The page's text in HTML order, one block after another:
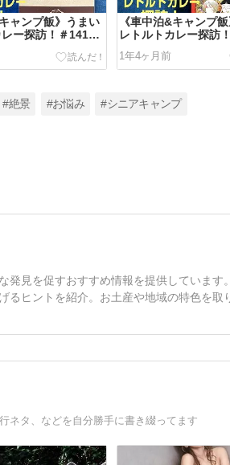
ャンプ飯》うまい
ー探訪！＃141
《車中泊&キャンプ
レトルトカレー探訪
1年4ヶ月前
#絶景 #お悩み #シニアキャンプ
発見を促すおすすめ情報を提供しています
るヒントを紹介。お土産や地域の特色を取
ネタ、などを自分勝手に書き綴ってます